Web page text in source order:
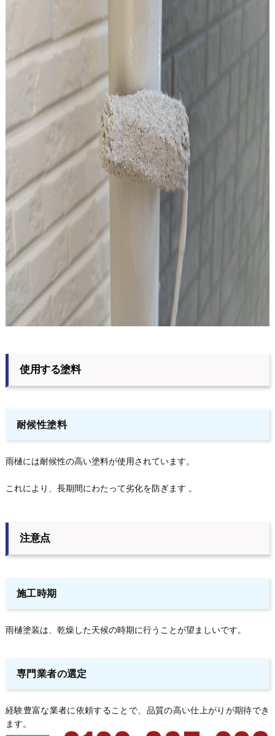
使用する塗料
耐候性塗料
雨樋には耐候性の高い塗料が使用されています。
これにより、長期間にわたって劣化を防ぎます 。
注意点
施工時期
雨樋塗装は、乾燥した天候の時期に行うことが望ましいです。
専門業者の選定
経験豊富な業者に依頼することで、品質の高い仕上がりが期待でき
ます。